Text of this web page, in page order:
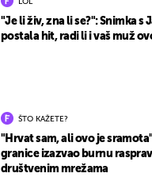
LOL
"Je li živ, zna li se?": Snimka s
postala hit, radi li i vaš muž
ŠTO KAŽETE?
"Hrvat sam, ali ovo je
granice izazvao burnu
društvenim mrežama